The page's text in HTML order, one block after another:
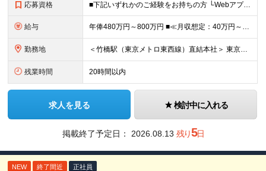
応募資格 ■下記いずれかのご経験をお持ちの方 └Webアプリケーションの開発経験 └インフラ（クラウド/オンプレ不問）構築・運用経験 ■学歴不問 □SRE未経験の方も歓迎 「開発経験を活かしインフラも学びたい
給与 年俸480万円～800万円 ■≪月収想定：40万円～66万6,000円≫ ・担当いただく業務範囲やマネジメントの有無など、役割に応じて決定します ・年俸額を12分割し、毎月支給します ・試用期間3カ
勤務地 ＜竹橋駅（東京メトロ東西線）直結本社＞ 東京都千代田区一ツ橋一丁目1番1号パレスサイドビル5F・8F （変更の範囲）上記を除く当社関連勤務地
残業時間 20時間以内
求人を見る 検討中に入れる
掲載終了予定日： 2026.08.13 残り5日
NEW 終了間近 正社員